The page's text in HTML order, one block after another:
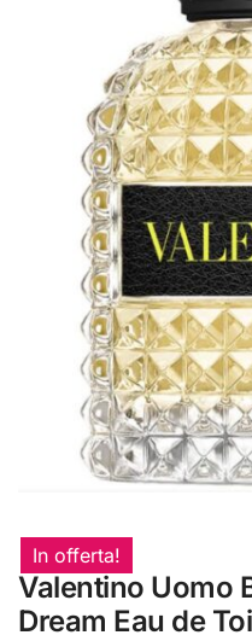
In offerta!
Valentino Uomo
Dream Eau de